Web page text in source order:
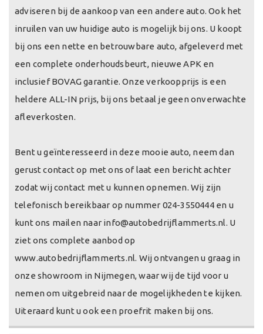
adviseren bij de aankoop van een andere auto. Ook het
inruilen van uw huidige auto is mogelijk bij ons. U koopt
bij ons een nette en betrouwbare auto, afgeleverd met
een complete onderhoudsbeurt, nieuwe APK en
inclusief BOVAG garantie. Onze verkoopprijs is een
heldere ALL-IN prijs, bij ons betaal je geen onverwachte
afleverkosten.
Bent u geïnteresseerd in deze mooie auto, neem dan
gerust contact op met ons of laat een bericht achter
zodat wij contact met u kunnen opnemen. Wij zijn
telefonisch bereikbaar op nummer 024-3550444 en u
kunt ons mailen naar info@autobedrijflammerts.nl. U
ziet ons complete aanbod op
www.autobedrijflammerts.nl. Wij ontvangen u graag in
onze showroom in Nijmegen, waar wij de tijd voor u
nemen om uitgebreid naar de mogelijkheden te kijken.
Uiteraard kunt u ook een proefrit maken bij ons.